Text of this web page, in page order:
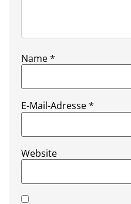
Name*
E-Mail-Adresse*
Website